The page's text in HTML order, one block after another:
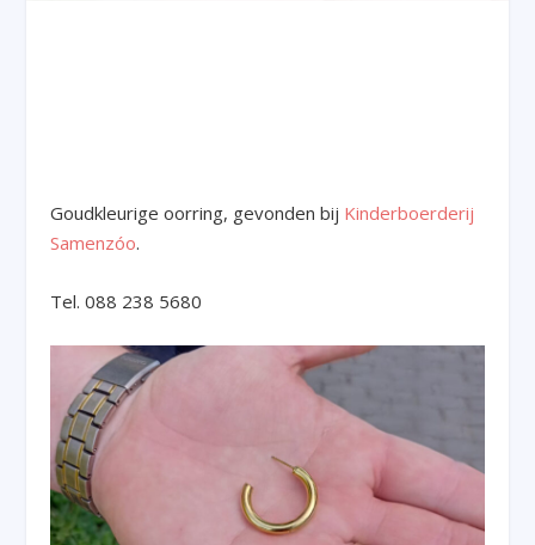
Goudkleurige oorring, gevonden bij Kinderboerderij
Samenzóo.
Tel. 088 238 5680